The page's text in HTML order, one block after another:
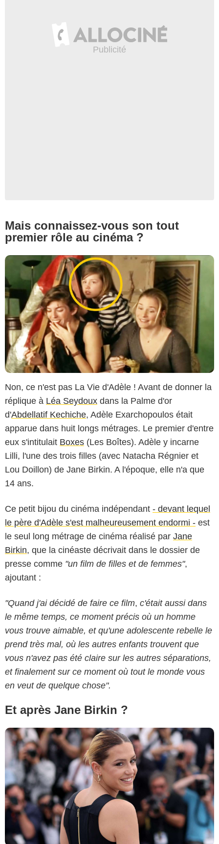
Mais connaissez-vous son tout
premier rôle au cinéma ?
Non, ce n'est pas La Vie d'Adèle ! Avant de donner la
réplique à Léa Seydoux dans la Palme d'or
d'Abdellatif Kechiche, Adèle Exarchopoulos était
apparue dans huit longs métrages. Le premier d'entre
eux s'intitulait Boxes (Les Boîtes). Adèle y incarne
Lilli, l'une des trois filles (avec Natacha Régnier et
Lou Doillon) de Jane Birkin. A l'époque, elle n'a que
14 ans.
Ce petit bijou du cinéma indépendant - devant lequel
le père d'Adèle s'est malheureusement endormi - est
le seul long métrage de cinéma réalisé par Jane
Birkin, que la cinéaste décrivait dans le dossier de
presse comme "un film de filles et de femmes",
ajoutant :
"Quand j'ai décidé de faire ce film, c'était aussi dans
le même temps, ce moment précis où un homme
vous trouve aimable, et qu'une adolescente rebelle le
prend très mal, où les autres enfants trouvent que
vous n'avez pas été claire sur les autres séparations,
et finalement sur ce moment où tout le monde vous
en veut de quelque chose".
Et après Jane Birkin ?
JACOVIDES-MOREAU / BESTIMAGE